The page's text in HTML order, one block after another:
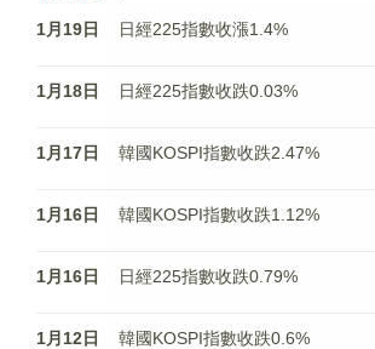
1月19日 日經225指數收漲1.4%
1月18日 日經225指數收跌0.03%
1月17日 韓國KOSPI指數收跌2.47%
1月16日 韓國KOSPI指數收跌1.12%
1月16日 日經225指數收跌0.79%
1月12日 韓國KOSPI指數收跌0.6%